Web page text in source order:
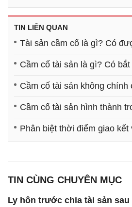
TIN LIÊN QUAN
Tài sản cầm cố là gì? Có
Cầm cố tài sản là gì? Có
Cầm cố tài sản không chính
Cầm cố tài sản hình thành
Phân biệt thời điểm giao
TIN CÙNG CHUYÊN MỤC
Ly hôn trước chia tài sản